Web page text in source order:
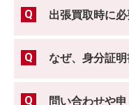
出張買取時に
なぜ、身分証
問い合わせや